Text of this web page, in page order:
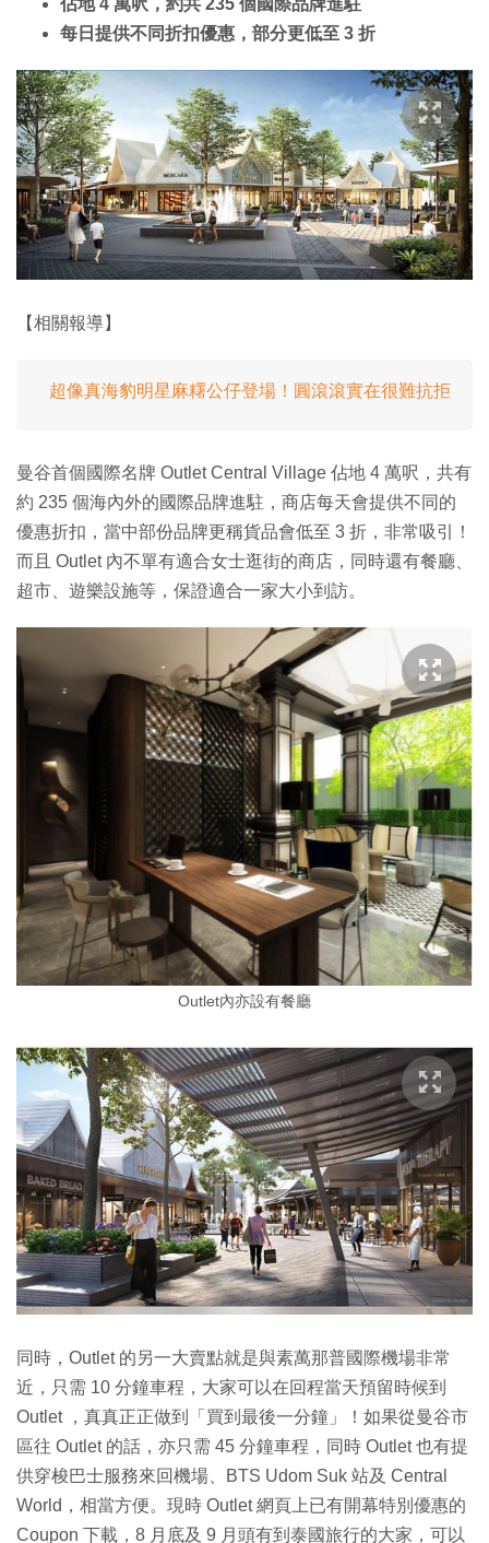
每日提供不同折扣優惠，部分更低至 3 折
【相關報導】
超像真海豹明星麻糬公仔登場！圓滾滾實在很難抗拒
曼谷首個國際名牌 Outlet Central Village 佔地 4 萬呎，共有
約 235 個海內外的國際品牌進駐，商店每天會提供不同的
優惠折扣，當中部份品牌更稱貨品會低至 3 折，非常吸引！
而且 Outlet 內不單有適合女士逛街的商店，同時還有餐廳、
超市、遊樂設施等，保證適合一家大小到訪。
Outlet內亦設有餐廳
同時，Outlet 的另一大賣點就是與素萬那普國際機場非常
近，只需 10 分鐘車程，大家可以在回程當天預留時候到
Outlet ，真真正正做到「買到最後一分鐘」！如果從曼谷市
區往 Outlet 的話，亦只需 45 分鐘車程，同時 Outlet 也有提
供穿梭巴士服務來回機場、BTS Udom Suk 站及 Central
World，相當方便。現時 Outlet 網頁上已有開幕特別優惠的
Coupon 下載，8 月底及 9 月頭有到泰國旅行的大家，可以